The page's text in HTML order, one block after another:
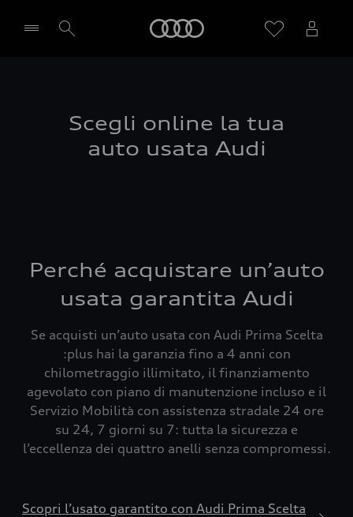
Scegli online la tua
auto usata Audi
Perché acquistare un’auto
usata garantita Audi
Se acquisti un’auto usata con Audi Prima Scelta
:plus hai la garanzia fino a 4 anni con
chilometraggio illimitato, il finanziamento
agevolato con piano di manutenzione incluso e il
Servizio Mobilità con assistenza stradale 24 ore
su 24, 7 giorni su 7: tutta la sicurezza e
l’eccellenza dei quattro anelli senza compromessi.
Scopri l’usato garantito con Audi Prima Scelta